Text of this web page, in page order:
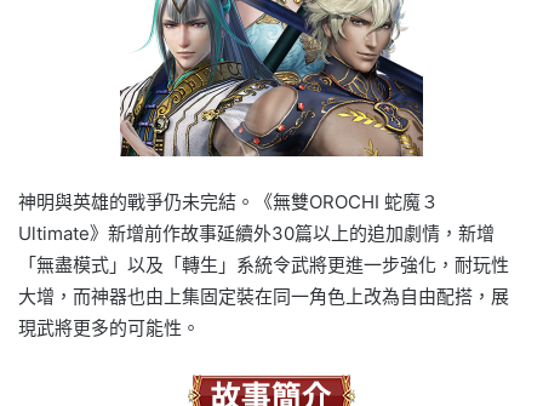
神明與英雄的戰爭仍未完結。《無雙OROCHI 蛇魔３
Ultimate》新增前作故事延續外30篇以上的追加劇情，新增
「無盡模式」以及「轉生」系統令武將更進一步強化，耐玩性
大增，而神器也由上集固定裝在同一角色上改為自由配搭，展
現武將更多的可能性。